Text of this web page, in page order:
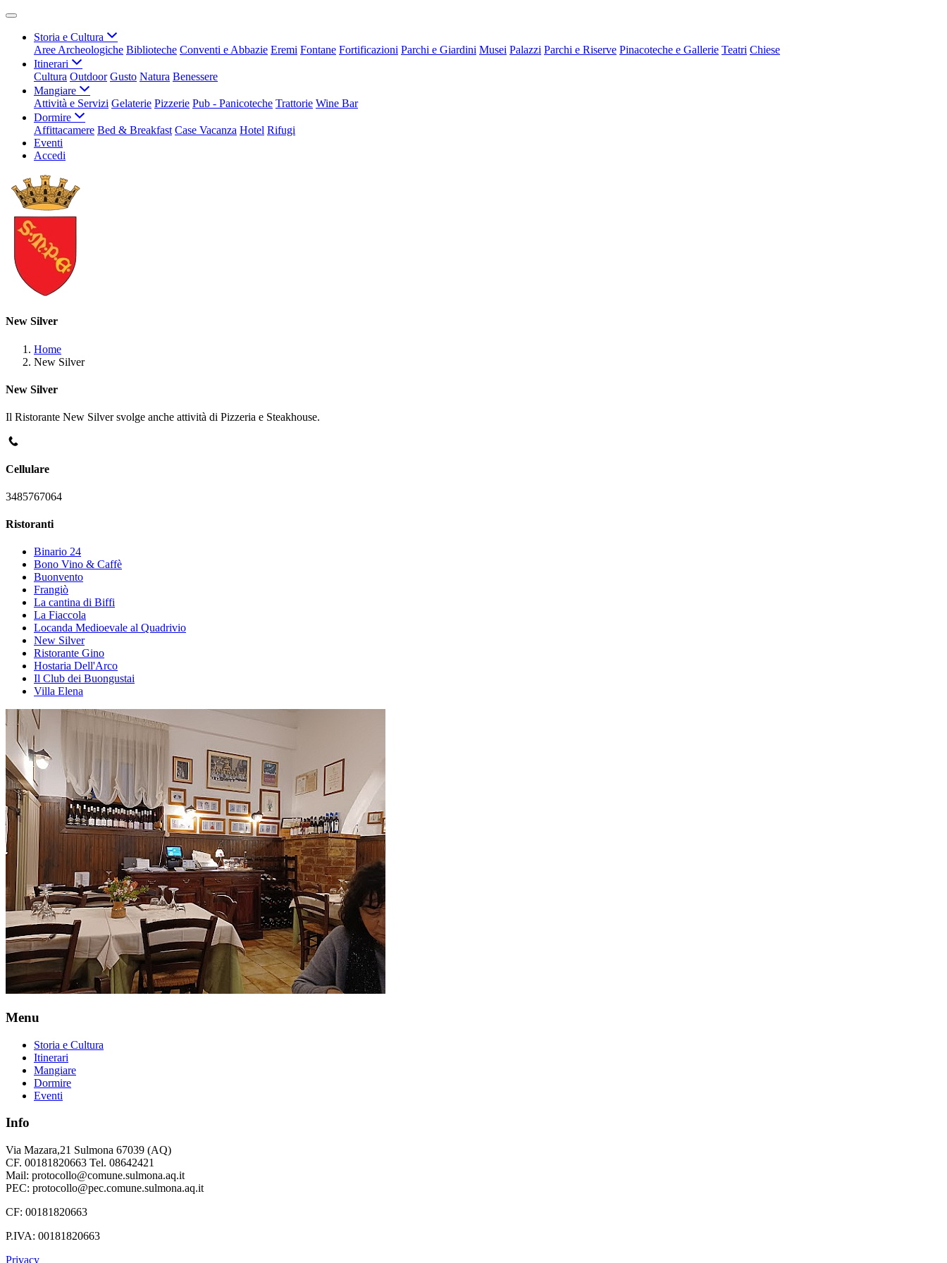
Storia e Cultura
Aree Archeologiche Biblioteche Conventi e Abbazie Eremi Fontane Fortificazioni Parchi e Giardini Musei Palazzi Parchi e Riserve Pinacoteche e Gallerie Teatri Chiese
Itinerari
Cultura Outdoor Gusto Natura Benessere
Mangiare
Attività e Servizi Gelaterie Pizzerie Pub - Panicoteche Trattorie Wine Bar
Dormire
Affittacamere Bed & Breakfast Case Vacanza Hotel Rifugi
Eventi
Accedi
New Silver
Home
New Silver
New Silver
Il Ristorante New Silver svolge anche attività di Pizzeria e Steakhouse.
Cellulare
3485767064
Ristoranti
Binario 24
Bono Vino & Caffè
Buonvento
Frangiò
La cantina di Biffi
La Fiaccola
Locanda Medioevale al Quadrivio
New Silver
Ristorante Gino
Hostaria Dell'Arco
Il Club dei Buongustai
Villa Elena
Menu
Storia e Cultura
Itinerari
Mangiare
Dormire
Eventi
Info
Via Mazara,21 Sulmona 67039 (AQ)
CF. 00181820663 Tel. 08642421
Mail: protocollo@comune.sulmona.aq.it
PEC: protocollo@pec.comune.sulmona.aq.it
CF: 00181820663
P.IVA: 00181820663
Privacy